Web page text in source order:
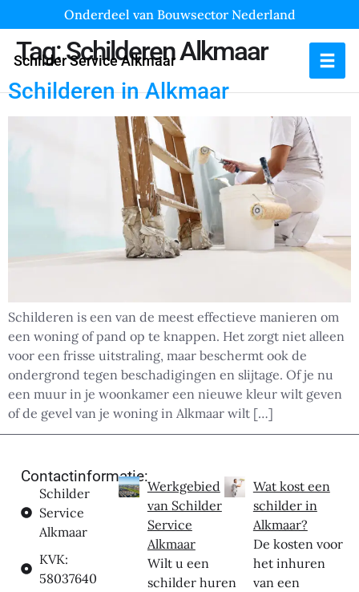
Onderdeel van Bouwsector Nederland
Schilder Service Alkmaar
Tag:Schilderen Alkmaar
Schilderen in Alkmaar
Schilderen is een van de meest effectieve manieren om
een woning of pand op te knappen. Het zorgt niet alleen
voor een frisse uitstraling, maar beschermt ook de
ondergrond tegen beschadigingen en slijtage. Of je nu
een muur in je woonkamer een nieuwe kleur wilt geven
of de gevel van je woning in Alkmaar wilt […]
Contactinformatie:
Schilder
Service
Alkmaar
KVK:
58037640
Werkgebied
van Schilder
Service
Alkmaar
Wilt u een
schilder huren
Wat kost een
schilder in
Alkmaar?
De kosten voor
het inhuren
van een